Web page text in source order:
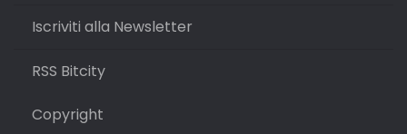
Iscriviti alla Newsletter
RSS Bitcity
Copyright